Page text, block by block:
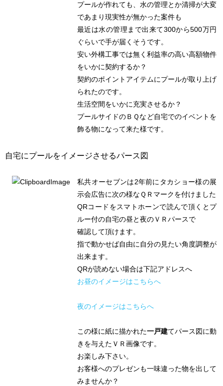
プールが作れても、水の管理とか清掃が大変
であまり現実性が無かった案件も
最近は水の管理まで出来て300から500万円
ぐらいで手が届くそうです。
安い外構工事では無く利益率の高い高額物件
をいかに契約するか？
契約のポイントアイテムにプールが取り上げ
られたのです。
生活空間をいかに充実させるか？
プールサイドのＢＱなど自宅でのイベントを
飾る物になって来た様です。
自宅にプールをイメージさせるパース図
私共オーセブンは2年前にタカショー様の展
示会広告に次の様なＱＲマークを付けました
QRコードをスマトホーンで読んで頂くとプ
ルー付の自宅の昼と夜のＶＲパースで
確認して頂けます。
指で動かせば自由に自分の見たい角度調整が
出来ます。
QRが読めない場合は下記アドレスへ
お昼のイメージはこちらへ
夜のイメージはこちらへ
この様に紙に描かれた一戸建てパース図に動
きを与えたＶＲ画像です。
お楽しみ下さい。
お客様へのプレゼンも一味違った物を出して
みませんか？